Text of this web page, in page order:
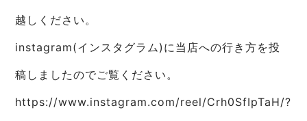
越しください。
instagram(インスタグラム)に当店への行き方を投
稿しましたのでご覧ください。
https://www.instagram.com/reel/Crh0SfIpTaH/?